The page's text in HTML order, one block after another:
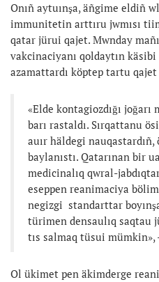
Onıñ aytuınşa, äñgime eldiñ
immunitetin arttıru jwmısı
qatar jürui qajet. Mwnday
vakcinaciyanı qoldaytın
azamattardı köptep tartu qajet
«Elde kontagiozdığı
barı rastaldı. Sırqattanu
auır häldegi
baylanıstı. Qatarınan bir
medicinalıq qwral-
eseppen reanimaciya
negizgi standarttar
türimen densaulıq saqtau
tıs salmaq tüsui mümkin»,
Ol ükimet pen äkimderge